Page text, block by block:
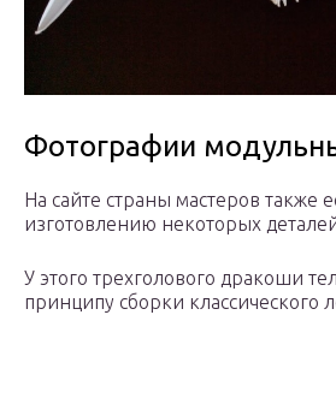
Фотографии
На сайте страны мастеров также
изготовлению некоторых
У этого трехголового дракоши
принципу сборки классического